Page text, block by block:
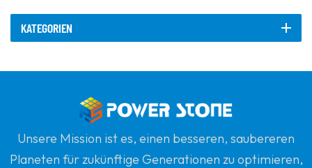
KATEGORIEN
Unsere Mission ist es, einen besseren, saubereren
Planeten für zukünftige Generationen zu optimieren,